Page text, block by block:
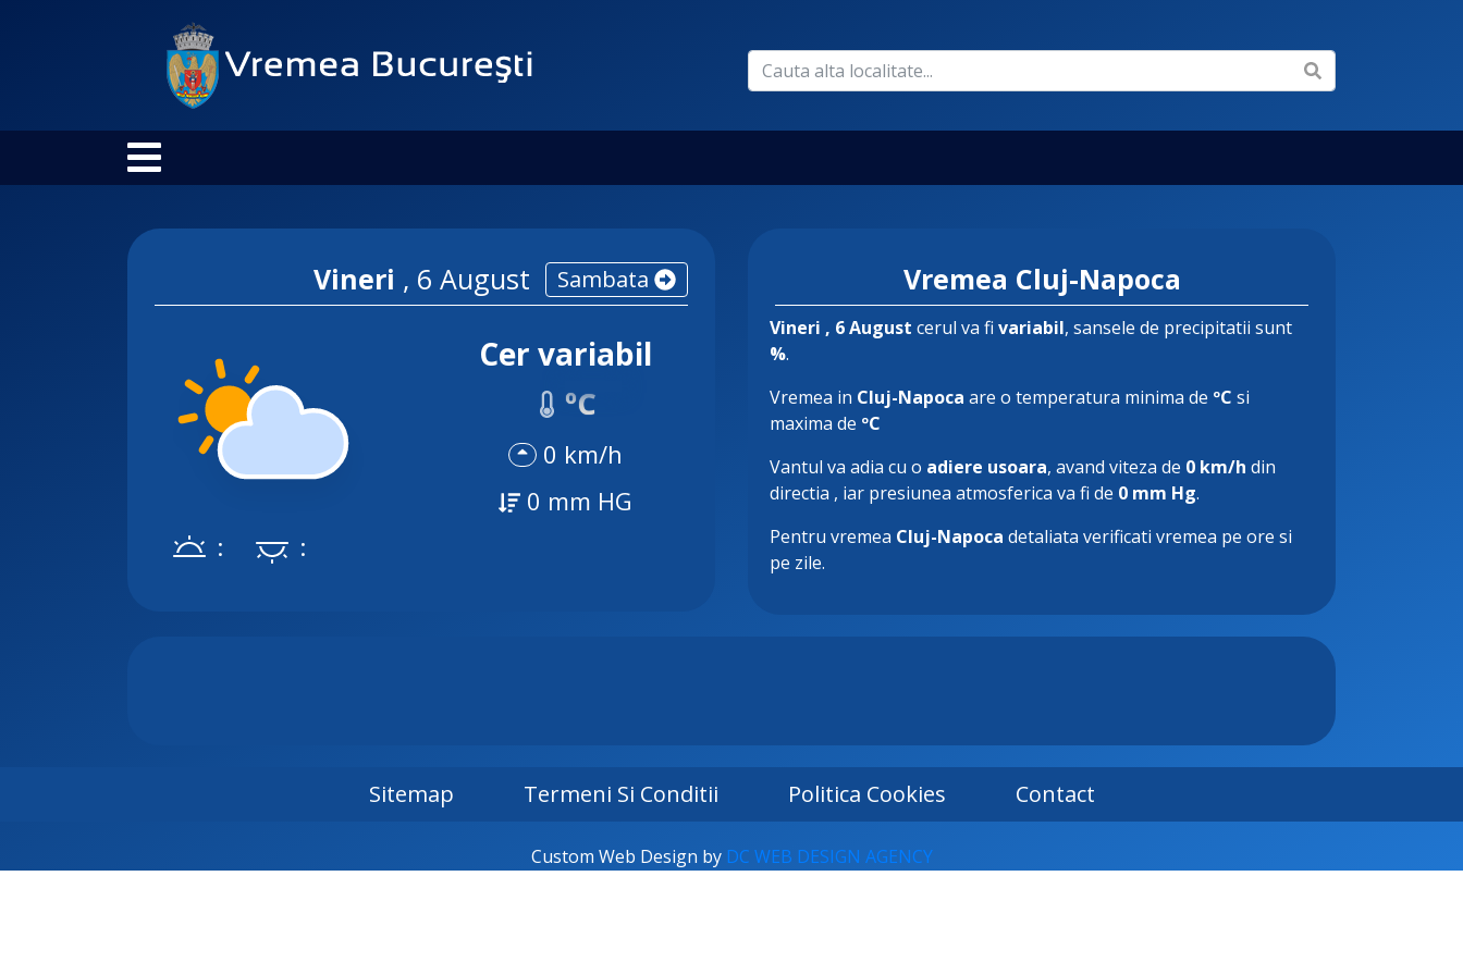
Vineri , 6 August Sambata
Cer variabil
ºC
0 km/h
0 mm HG
:
:
Vremea Cluj-Napoca
Vineri , 6 August cerul va fi variabil, sansele de precipitatii sunt
%.
Vremea in Cluj-Napoca are o temperatura minima de ºC si
maxima de ºC
Vantul va adia cu o adiere usoara, avand viteza de 0 km/h din
directia , iar presiunea atmosferica va fi de 0 mm Hg.
Pentru vremea Cluj-Napoca detaliata verificati vremea pe ore si
pe zile.
Sitemap Termeni Si Conditii Politica Cookies Contact
Custom Web Design by DC WEB DESIGN AGENCY